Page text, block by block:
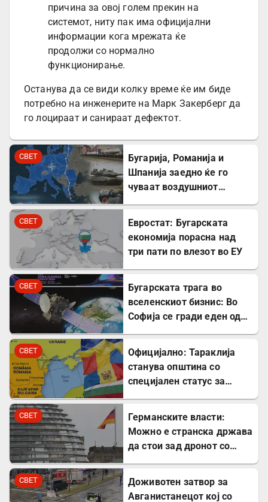
причина за овој голем прекин на
системот, ниту пак има официјални
информации кога мрежата ќе
продолжи со нормално
функционирање.
Останува да се види колку време ќе им биде
потребно на инженерите на Марк Закерберг да
го лоцираат и санираат дефектот.
СВЕТ
Бугарија, Романија и
Шпанија заедно ќе го
чуваат воздушниот
СВЕТ
Евростат: Бугарската
економија порасна над
три пати по влезот во ЕУ
СВЕТ
Бугарската трага во
вселенскиот бизнис: Во
Софија се гради еден од
центри во Европа
СВЕТ
Официјално: Тараклија
станува општина со
специјален статус за
СВЕТ
Германските власти:
Можно е странска држава
да стои зад дронот со
СВЕТ
Доживотен затвор за
Авганистанецот кој со